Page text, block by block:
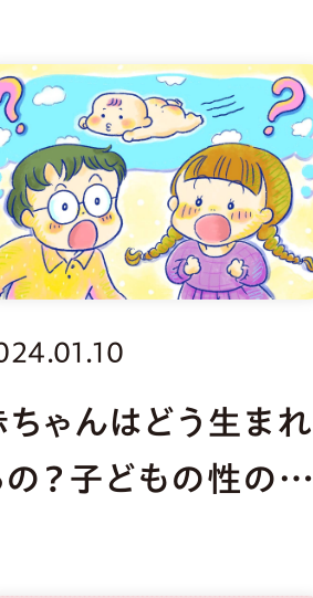
ちゃんはどう生まれ
の？子どもの性の質